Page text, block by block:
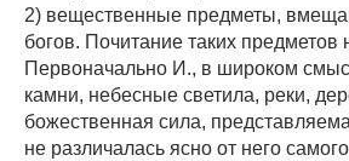
2) вещественные предметы,
богов. Почитание таких
Первоначально И., в широком
камни, небесные светила, реки,
божественная сила,
не различалась ясно от него